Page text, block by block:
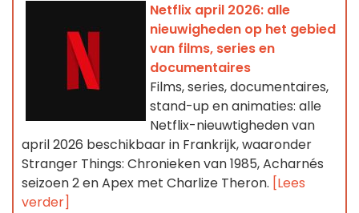
Netflix april 2026: alle
nieuwigheden op het gebied
van films, series en
documentaires
Films, series, documentaires,
stand-up en animaties: alle
Netflix-nieuwtigheden van
april 2026 beschikbaar in Frankrijk, waaronder
Stranger Things: Chronieken van 1985, Acharnés
seizoen 2 en Apex met Charlize Theron. [Lees
verder]